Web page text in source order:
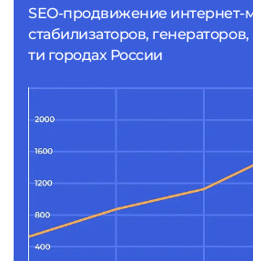
SEO-продвижение интернет-
стабилизаторов,
ти городах России